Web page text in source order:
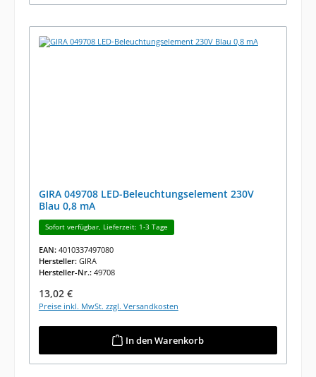
GIRA 049708 LED-Beleuchtungselement 230V
Blau 0,8 mA
Sofort verfügbar, Lieferzeit: 1-3 Tage
EAN: 4010337497080
Hersteller: GIRA
Hersteller-Nr.: 49708
Regulärer Preis:
13,02 €
Preise inkl. MwSt. zzgl. Versandkosten
In den Warenkorb